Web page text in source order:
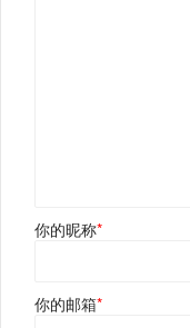
你的昵称*
你的邮箱*